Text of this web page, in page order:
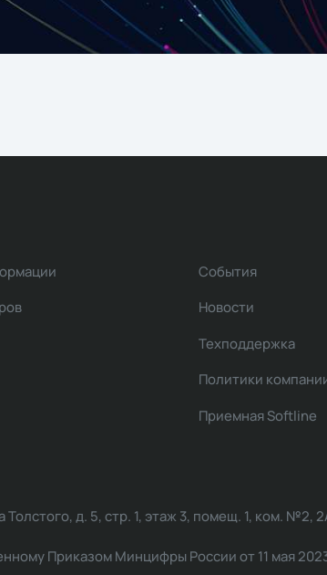
События
Новости
Техподдержка
Политики
Приемная Softline
д. 5, стр. 1, этаж 3, помещ. 1, ком. №2,
Приказом Минцифры России от 11 мая